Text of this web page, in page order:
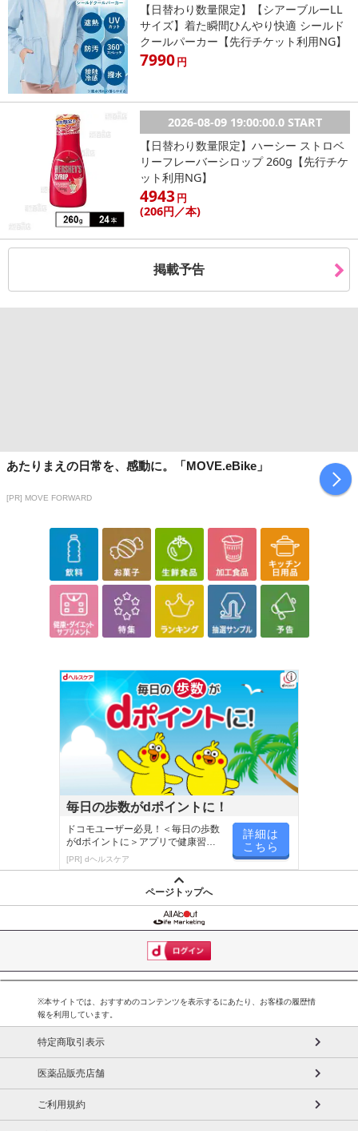
【日替わり数量限定】【シアーブルーLL
サイズ】着た瞬間ひんやり快適 シールド
クールパーカー【先行チケット利用NG】
7990円
2026-08-09 19:00:00.0 START
【日替わり数量限定】ハーシー ストロベ
リーフレーバーシロップ 260g【先行チケ
ット利用NG】
4943円
(206円／本)
掲載予告
あたりまえの日常を、感動に。「MOVE.eBike」
[PR] MOVE FORWARD
毎日の歩数がdポイントに！
ドコモユーザー必見！＜毎日の歩数
がdポイントに＞アプリで健康習慣
が楽しく続く
[PR] dヘルスケア
詳細は
こちら
ページトップへ
※本サイトでは、おすすめのコンテンツを表示するにあたり、お客様の履歴情
報を利用しています。
特定商取引表示
医薬品販売店舗
ご利用規約